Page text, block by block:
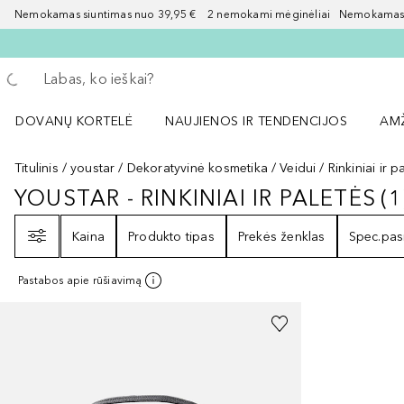
Nemokamas siuntimas nuo 39,95 € 2 nemokami mėginėliai
Grįžk atgal
Vykdykite paiešką
DOVANŲ KORTELĖ
NAUJIENOS IR TENDENCIJOS
Titulinis
youstar Dekoratyvinė kosmetika Veidui Rinkiniai ir
YOUSTAR - RINKINIAI IR PALETĖS
YOUSTAR - RINKINIAI IR PALETĖS (1
Kaina
Produkto tipas Prekės ženklas
Pastabos apie rūšiavimą